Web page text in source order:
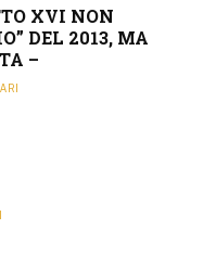
XVI NON
DEL 2013, MA
–